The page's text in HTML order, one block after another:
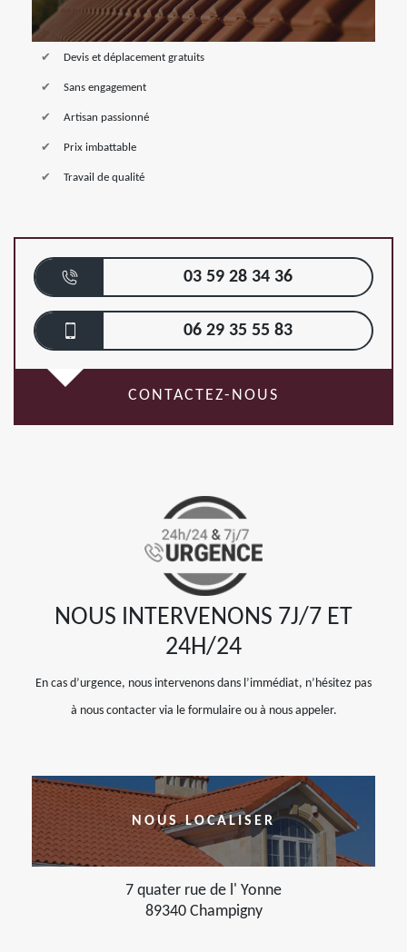
Devis et déplacement gratuits
Sans engagement
Artisan passionné
Prix imbattable
Travail de qualité
03 59 28 34 36
06 29 35 55 83
CONTACTEZ-NOUS
NOUS INTERVENONS 7J/7 ET
24H/24
En cas d’urgence, nous intervenons dans l’immédiat, n’hésitez pas
à nous contacter via le formulaire ou à nous appeler.
NOUS LOCALISER
7 quater rue de l' Yonne
89340 Champigny